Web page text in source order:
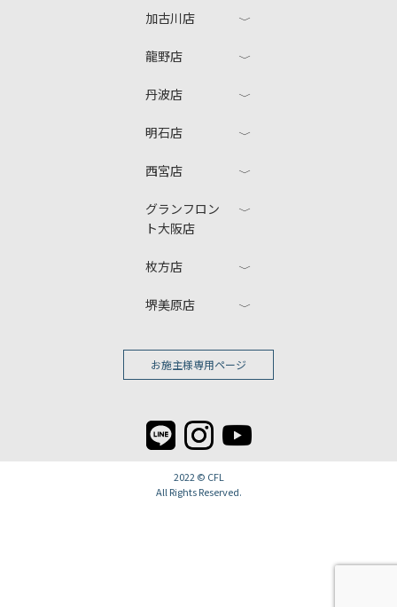
加古川店
龍野店
丹波店
明石店
西宮店
グランフロン
ト大阪店
枚方店
堺美原店
お施主様専用ページ
2022 © CFL
All Rights Reserved.